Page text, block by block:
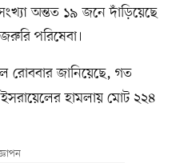
অন্তত ১৯ জনে দাঁড়িয়েছে
পরিষেবা।
রোববার জানিয়েছে, গত
হামলায় মোট ২২৪